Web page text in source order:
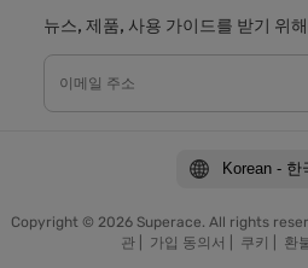
뉴스, 제품, 사용 가이드를 받기 위
Korean - 한
Copyright © 2026 Superace. All rights
관| 가입 동의서 쿠키 환